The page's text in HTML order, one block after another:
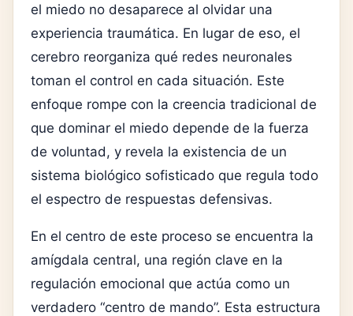
el miedo no desaparece al olvidar una
experiencia traumática. En lugar de eso, el
cerebro reorganiza qué redes neuronales
toman el control en cada situación. Este
enfoque rompe con la creencia tradicional de
que dominar el miedo depende de la fuerza
de voluntad, y revela la existencia de un
sistema biológico sofisticado que regula todo
el espectro de respuestas defensivas.
En el centro de este proceso se encuentra la
amígdala central, una región clave en la
regulación emocional que actúa como un
verdadero “centro de mando”. Esta estructura